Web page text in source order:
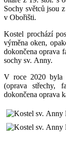
Sochy světců jsou
v Obořišti.
Kostel prochází
výměna oken,
dokončena oprava
sochy sv. Anny.
V roce 2020 byla
(oprava střechy,
dokončena oprava